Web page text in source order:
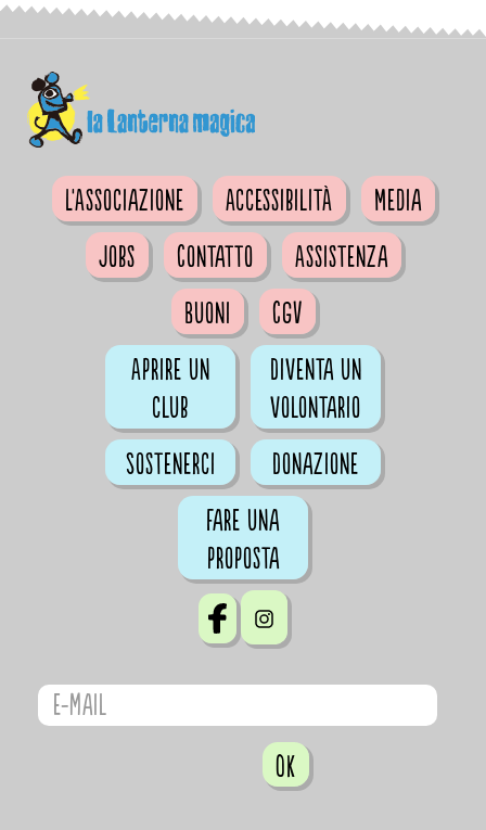
L'Associazione Accessibilità
Media
Jobs
Contatto
Assistenza
Buoni
CGV
Aprire un
club
Diventa un
volontario
Sostenerci
Donazione
Fare una
proposta
OK